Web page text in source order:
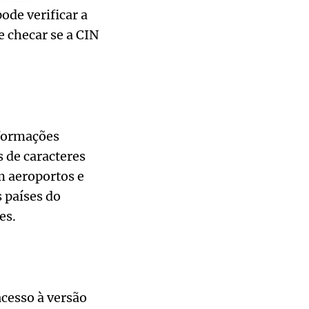
verificar a
se a CIN
de caracteres
aeroportos e
do
à versão